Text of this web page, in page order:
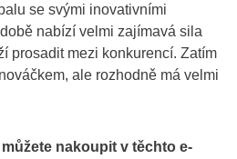
se svými inovativními
nabízí velmi zajímavá sila
prosadit mezi konkurencí. Zatím
ale rozhodně má velmi
nakoupit v těchto e-